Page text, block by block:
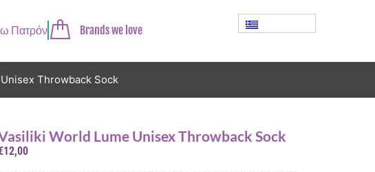
Πατρόν Brands we love
Throwback Sock
World Lume Unisex Throwback Sock
12,00